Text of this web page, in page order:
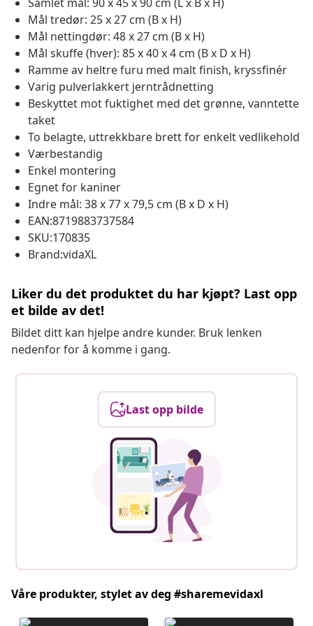
Mål tredør: 25 x 27 cm (B x H)
Mål nettingdør: 48 x 27 cm (B x H)
Mål skuffe (hver): 85 x 40 x 4 cm (B x D x H)
Ramme av heltre furu med malt finish, kryssfinér
Varig pulverlakkert jerntrådnetting
Beskyttet mot fuktighet med det grønne, vanntette
taket
To belagte, uttrekkbare brett for enkelt vedlikehold
Værbestandig
Enkel montering
Egnet for kaniner
Indre mål: 38 x 77 x 79,5 cm (B x D x H)
EAN:8719883737584
SKU:170835
Brand:vidaXL
Liker du det produktet du har kjøpt? Last opp
et bilde av det!
Bildet ditt kan hjelpe andre kunder. Bruk lenken
nedenfor for å komme i gang.
Last opp bilde
Våre produkter, stylet av deg #sharemevidaxl